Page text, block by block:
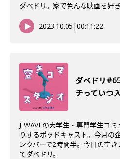
ダべドリ。家で色んな映画を好
2023.10.05 |00:11:22
ダべドリ
チっていつ
J-WAVEの大学生・専門学生コ
りするポッドキャスト。今月の
ンクバーで2時間半。今日の空
てダべドリ